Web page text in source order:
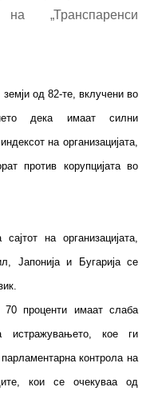
на „Транспаренси
од 82-те, вклучени во
дека имаат силни
на организацијата,
против корупцијата во
на организацијата,
Јапонија и Бугарија се
проценти имаат слаба
истражувањето, кое ги
контрола на
кои се очекуваа од